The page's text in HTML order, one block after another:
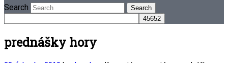
Search
prednášky hory